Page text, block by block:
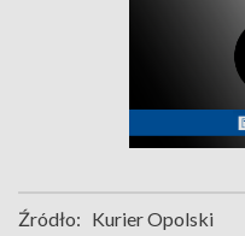
Źródło: Kurier Opolski